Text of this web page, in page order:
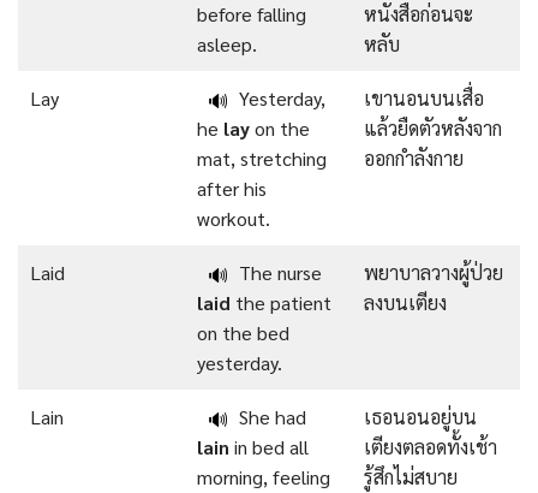
before falling
asleep.
หนังสือก่อนจะ
หลับ
Lay 🔊 Yesterday,
he layon the
mat, stretching
after his
workout.
เขานอนบนเสื่อ
แล้วยืดตัวหลังจาก
ออกกำลังกาย
Laid 🔊 The nurse
laid the patient
on the bed
yesterday.
พยาบาลวางผู้ป่วย
ลงบนเตียง
Lain 🔊 She had
lain in bed all
morning, feeling
เธอนอนอยู่บน
เตียงตลอดทั้งเช้า
รู้สึกไม่สบาย